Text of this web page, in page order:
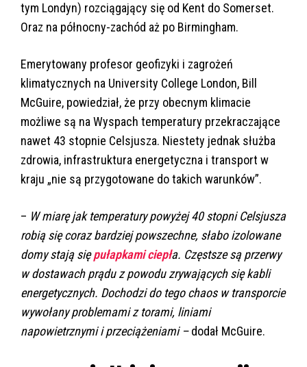
tym Londyn) rozciągający się od Kent do Somerset.
Oraz na północny-zachód aż po Birmingham.
Emerytowany profesor geofizyki i zagrożeń
klimatycznych na University College London, Bill
McGuire, powiedział, że przy obecnym klimacie
możliwe są na Wyspach temperatury przekraczające
nawet 43 stopnie Celsjusza. Niestety jednak służba
zdrowia, infrastruktura energetyczna i transport w
kraju „nie są przygotowane do takich warunków”.
– W miarę jak temperatury powyżej 40 stopni Celsjusza
robią się coraz bardziej powszechne, słabo izolowane
domy stają siępułapkami ciepła. Częstsze są przerwy
w dostawach prądu z powodu zrywających się kabli
energetycznych. Dochodzi do tego chaos w transporcie
wywołany problemami z torami, liniami
napowietrznymi i przeciążeniami –dodał McGuire.